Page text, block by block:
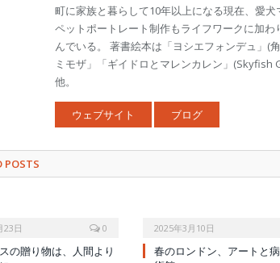
町に家族と暮らして10年以上になる現在、愛
ペットポートレート制作もライフワークに加
んでいる。 著書絵本は「ヨシエフォンデュ」(
ミモザ」「ギイドロとマレンカレン」
他。
ウェブサイト ブログ
POSTS
23日 0
の贈り物は、人間より
2025年3月10日
春のロンドン、アートと